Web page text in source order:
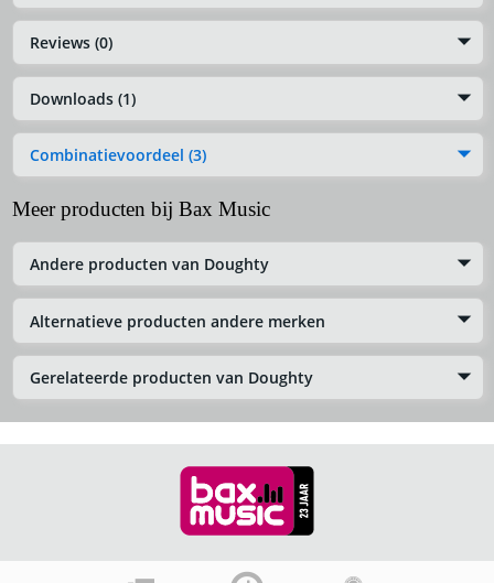
Reviews (0)
Downloads (1)
Combinatievoordeel (3)
Meer producten bij Bax Music
Andere producten van Doughty
Alternatieve producten andere merken
Gerelateerde producten van Doughty